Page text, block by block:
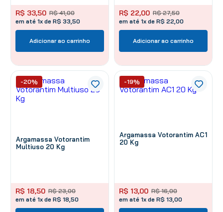
R$ 41,00
R$ 33,50
em até 1x de R$ 33,50
Adicionar ao carrinho
R$ 27,50
R$ 22,00
em até 1x de R$ 22,00
Adicionar ao carrinho
Argamassa Votorantim
Multiuso 20 Kg
R$ 23,00
R$ 18,50
em até 1x de R$ 18,50
-20%
Argamassa Votorantim AC1
20 Kg
R$ 16,00
R$ 13,00
em até 1x de R$ 13,00
-19%